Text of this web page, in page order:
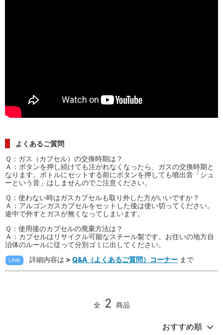
よくあるご質問
Ｑ：ガス（カプセル）の交換時期は？
Ａ：ボタンを押し続けても注がれなくなったら、ガスの交換時期と
なります。ボトルにセットする前にボタンを押しても噴出音「シュ
ーという音」はしませんのでご注意ください。
Ｑ：使わない時はガスカプセルも取り外した方がいいですか？
Ａ：アルゴンガスカプセルをセットした後は使い切ってください。
途中で外すとガスが無くなってしまいます。
Ｑ：使用後のカプセルの廃棄方法は？
Ａ：カプセルはリサイクル可能なスチール製です。お住いの地方自
治体のルールに従って分別ゴミに出してください。
LINK 詳細内容は > Q&A（よくあるご質問）コーナー まで
全 2 商品